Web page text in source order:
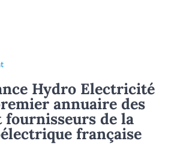
Hydro Electricité
annuaire des
de la
française